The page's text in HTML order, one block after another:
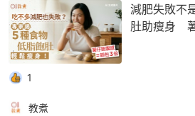
減肥失敗不
肚助瘦身
1
教煮